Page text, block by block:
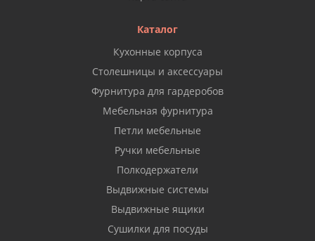
Каталог
Кухонные корпуса
Столешницы и аксессуары
Фурнитура для гардеробов
Мебельная фурнитура
Петли мебельные
Ручки мебельные
Полкодержатели
Выдвижные системы
Выдвижные ящики
Сушилки для посуды